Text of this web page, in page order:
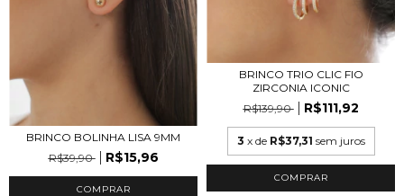
BRINCO BOLINHA LISA 9MM
R$39,90
R$15,96
COMPRAR
BRINCO TRIO CLIC FIO
ZIRCONIA ICONIC
R$139,90
R$111,92
3 x de R$37,31 sem juros
COMPRAR